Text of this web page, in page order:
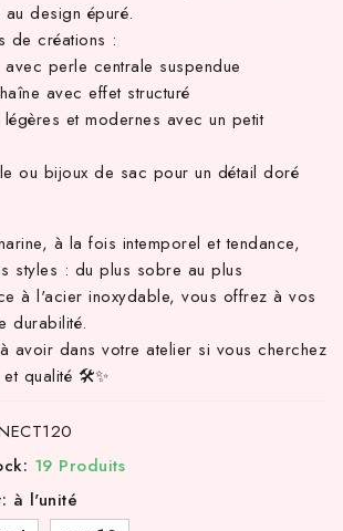
design épuré.
de créations :
perle centrale suspendue
avec effet structuré
et modernes avec un petit
ou bijoux de sac pour un détail doré
à la fois intemporel et tendance,
styles : du plus sobre au plus
à l'acier inoxydable, vous offrez à vos
durabilité.
avoir dans votre atelier si vous cherchez
et qualité 🛠️✨
19 Produits
à l'unité